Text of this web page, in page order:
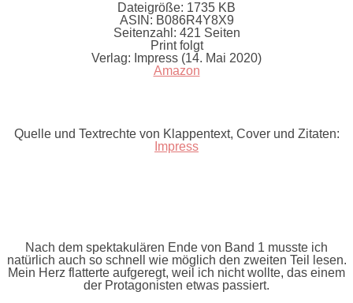
Dateigröße: 1735 KB
ASIN: B086R4Y8X9
Seitenzahl: 421 Seiten
Print folgt
Verlag: Impress (14. Mai 2020)
Amazon
Quelle und Textrechte von Klappentext, Cover und Zitaten:
Impress
Nach dem spektakulären Ende von Band 1 musste ich
natürlich auch so schnell wie möglich den zweiten Teil lesen.
Mein Herz flatterte aufgeregt, weil ich nicht wollte, das einem
der Protagonisten etwas passiert.